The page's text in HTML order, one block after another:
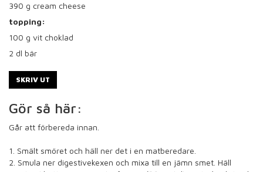
390 g cream cheese
topping:
100 g vit choklad
2 dl bär
SKRIV UT
Gör så här:
Går att förbereda innan.
1. Smält smöret och häll ner det i en matberedare.
2. Smula ner digestivekexen och mixa till en jämn smet. Häll